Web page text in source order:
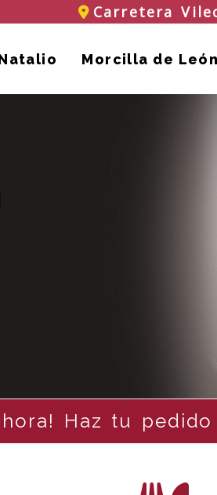
Carretera
Morcilla de León
Elaboración
frescos y
productos a toda